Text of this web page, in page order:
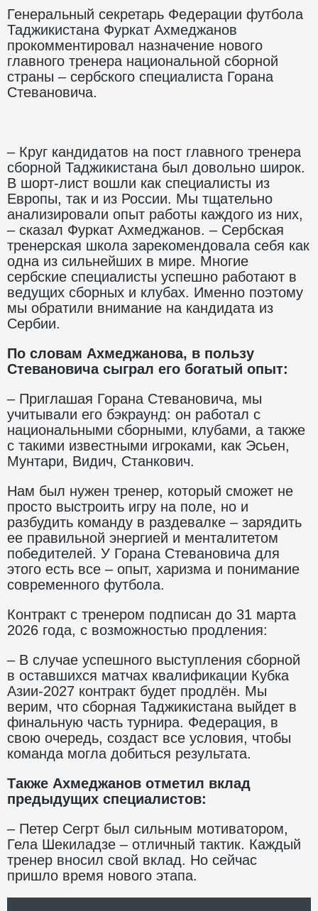
Генеральный секретарь Федерации футбола
Таджикистана Фуркат Ахмеджанов
прокомментировал назначение нового
главного тренера национальной сборной
страны – сербского специалиста Горана
Стевановича.
– Круг кандидатов на пост главного тренера
сборной Таджикистана был довольно широк.
В шорт-лист вошли как специалисты из
Европы, так и из России. Мы тщательно
анализировали опыт работы каждого из них,
– сказал Фуркат Ахмеджанов. – Сербская
тренерская школа зарекомендовала себя как
одна из сильнейших в мире. Многие
сербские специалисты успешно работают в
ведущих сборных и клубах. Именно поэтому
мы обратили внимание на кандидата из
Сербии.
По словам Ахмеджанова, в пользу
Стевановича сыграл его богатый опыт:
– Приглашая Горана Стевановича, мы
учитывали его бэкраунд: он работал с
национальными сборными, клубами, а также
с такими известными игроками, как Эсьен,
Мунтари, Видич, Станкович.
Нам был нужен тренер, который сможет не
просто выстроить игру на поле, но и
разбудить команду в раздевалке – зарядить
ее правильной энергией и менталитетом
победителей. У Горана Стевановича для
этого есть все – опыт, харизма и понимание
современного футбола.
Контракт с тренером подписан до 31 марта
2026 года, с возможностью продления:
– В случае успешного выступления сборной
в оставшихся матчах квалификации Кубка
Азии-2027 контракт будет продлён. Мы
верим, что сборная Таджикистана выйдет в
финальную часть турнира. Федерация, в
свою очередь, создаст все условия, чтобы
команда могла добиться результата.
Также Ахмеджанов отметил вклад
предыдущих специалистов:
– Петер Сегрт был сильным мотиватором,
Гела Шекиладзе – отличный тактик. Каждый
тренер вносил свой вклад. Но сейчас
пришло время нового этапа.